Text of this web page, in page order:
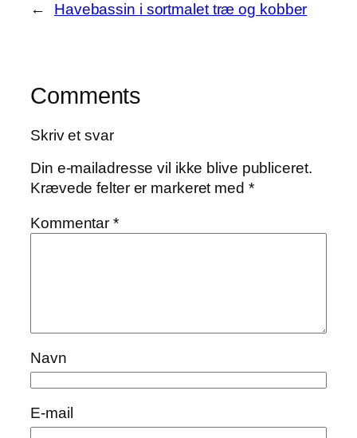
← Havebassin i sortmalet træ og kobber
Comments
Skriv et svar
Din e-mailadresse vil ikke blive publiceret.
Krævede felter er markeret med *
Kommentar*
Navn
E-mail